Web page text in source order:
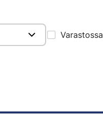
Varastossa